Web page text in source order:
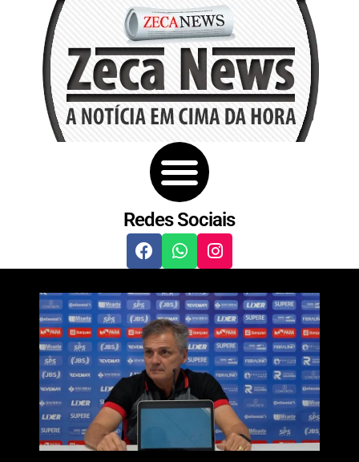
Redes Sociais